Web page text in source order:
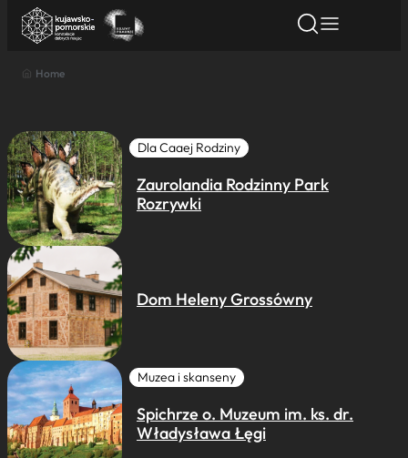
Nazwa atrakcji
Miasto
Kategoria
Home
Dla Caaej Rodziny
Zaurolandia Rodzinny Park
Rozrywki
Dom Heleny Grossówny
Muzea i skanseny
Spichrze o. Muzeum im. ks. dr.
Władysława Łęgi